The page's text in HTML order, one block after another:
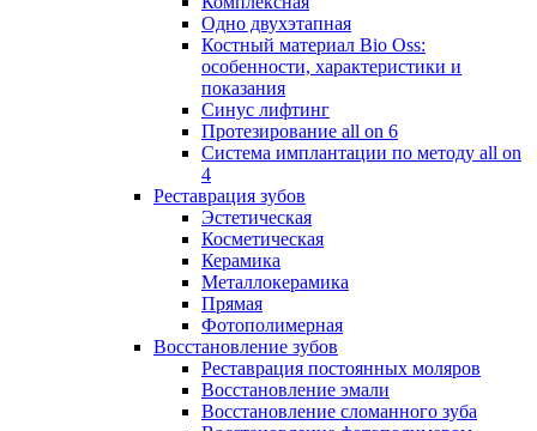
Одно двухэтапная
Костный материал Bio Oss:
особенности, характеристики и
показания
Синус лифтинг
Протезирование all on 6
Система имплантации по методу all on
4
Реставрация зубов
Эстетическая
Косметическая
Керамика
Металлокерамика
Прямая
Фотополимерная
Восстановление зубов
Реставрация постоянных моляров
Восстановление эмали
Восстановление сломанного зуба